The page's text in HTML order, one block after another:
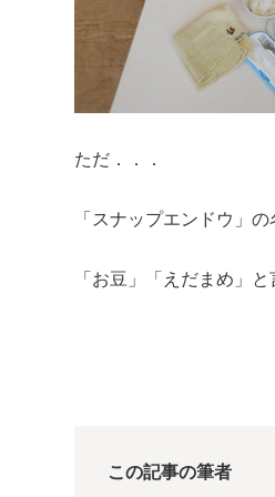
ただ．．．
「スナップエンドウ」
「お豆」「えだまめ」
この記事の筆者